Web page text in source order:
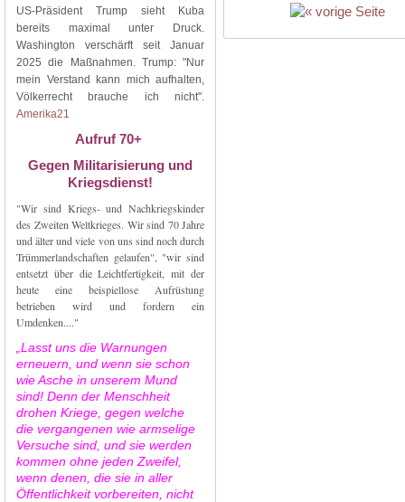
US-Präsident Trump sieht Kuba
bereits maximal unter Druck.
Washington verschärft seit Januar
2025 die Maßnahmen. Trump: "Nur
mein Verstand kann mich aufhalten,
Völkerrecht brauche ich nicht".
Amerika21
Aufruf 70+
Gegen Militarisierung und
Kriegsdienst!
"Wir sind Kriegs- und Nachkriegskinder
des Zweiten Weltkrieges. Wir sind 70 Jahre
und älter und viele von uns sind noch durch
Trümmerlandschaften gelaufen", "wir sind
entsetzt über die Leichtfertigkeit, mit der
heute eine beispiellose Aufrüstung
betrieben wird und fordern ein
Umdenken...."
„Lasst uns die Warnungen
erneuern, und wenn sie schon
wie Asche in unserem Mund
sind! Denn der Menschheit
drohen Kriege, gegen welche
die vergangenen wie armselige
Versuche sind, und sie werden
kommen ohne jeden Zweifel,
wenn denen, die sie in aller
Öffentlichkeit vorbereiten, nicht